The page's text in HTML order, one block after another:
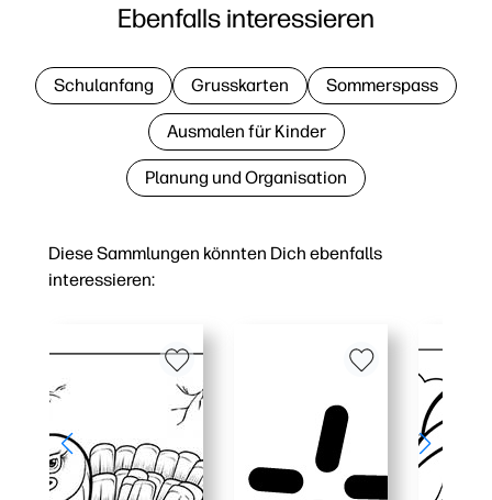
Diese Sammlungen könnten Dich ebenfalls
interessieren:
Ebenfalls interessieren
Schulanfang Grusskarten Sommerspass
Ausmalen für Kinder
Planung und Organisation